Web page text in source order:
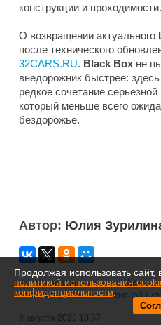
конструкции и проходимости.
О возвращении актуального
после технического
32CARS.RU. Black Box не
внедорожник быстрее:
редкое сочетание
который меньше всего
бездорожье.
Автор: Юлия
Использование текстов, фото- и
только с указаниемактивной
8 августа 2026 10:57
Продолжая использовать
политикой использования
конфиденциальности.